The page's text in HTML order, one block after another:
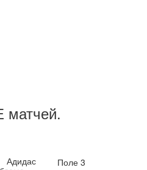
матчей.
Адидас
Поле 3